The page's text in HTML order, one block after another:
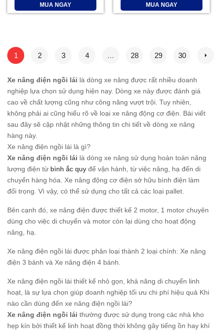
MUA NGAY MUA NGAY
1 2 3 4 … 28 29 30
Xe nâng điện ngồi lái là dòng xe nâng được rất nhiều doanh
nghiệp lựa chọn sử dụng hiện nay. Dòng xe này được đánh giá
cao về chất lượng cũng như công năng vượt trội. Tuy nhiên,
không phải ai cũng hiểu rõ về loại xe nâng động cơ điện. Bài viết
sau đây sẽ cập nhật những thông tin chi tiết về dòng xe nâng
hàng này.
Xe nâng điện ngồi lái là gì?
Xe nâng điện ngồi lái là dòng xe nâng sử dụng hoàn toàn năng
lượng điện từ bình ắc quy để vận hành, từ việc nâng, hạ đến di
chuyển hàng hóa. Xe nâng động cơ điện sở hữu bình điện làm
đối trọng. Vì vậy, có thể sử dụng cho tất cả các loại pallet.
Bên cạnh đó, xe nâng điện được thiết kế 2 motor, 1 motor chuyên
dùng cho việc di chuyển và motor còn lại dùng cho hoạt động
nâng, hạ.
Xe nâng điện ngồi lái được phân loại thành 2 loại chính: Xe nâng
điện 3 bánh và Xe nâng điện 4 bánh.
Xe nâng điện ngồi lái thiết kế nhỏ gọn, khả năng di chuyển linh
hoạt, là sự lựa chọn giúp doanh nghiệp tối ưu chi phí hiệu quả Khi
nào cần dùng đến xe nâng điện ngồi lái?
Xe nâng điện ngồi lái thường được sử dụng trong các nhà kho
hẹp kín bởi thiết kế linh hoạt đồng thời không gây tiếng ồn hay khí